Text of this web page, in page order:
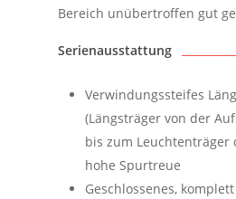
Bereich unübertroffen gut
Serienausstattung
Verwindungssteifes
(Längsträger von der
bis zum Leuchtenträger
hohe Spurtreue
Geschlossenes,